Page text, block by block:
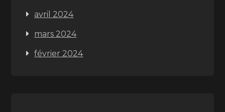
avril 2024
mars 2024
février 2024